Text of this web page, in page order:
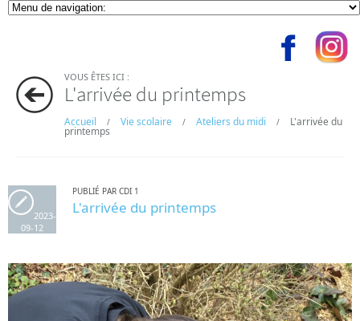
VOUS ÊTES ICI :
L'arrivée du printemps
Accueil / Vie scolaire / Ateliers du midi / L'arrivée du
printemps
2023-
09-12
PUBLIÉ PAR CDI 1
L'arrivée du printemps